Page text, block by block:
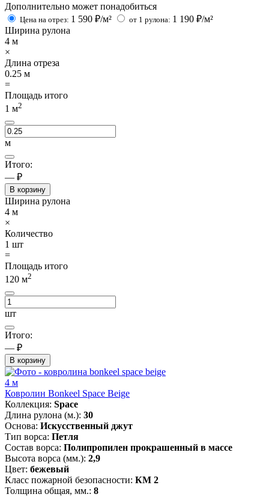
Дополнительно может понадобиться
Цена на отрез: 1 590 ₽/м² от 1 рулона: 1 190 ₽/м²
Ширина рулона
4 м
×
Длина отреза
0.25 м
=
Площадь итого
1 м2
м
Итого:
— ₽
В корзину
Ширина рулона
4 м
×
Количество
1 шт
=
Площадь итого
120 м2
шт
Итого:
— ₽
В корзину
4 м
Ковролин Bonkeel Space Beige
Коллекция: Space
Длина рулона (м.): 30
Основа: Искусственный джут
Тип ворса: Петля
Состав ворса: Полипропилен прокрашенный в массе
Высота ворса (мм.): 2,9
Цвет: бежевый
Класс пожарной безопасности: КМ 2
Толщина общая, мм.: 8